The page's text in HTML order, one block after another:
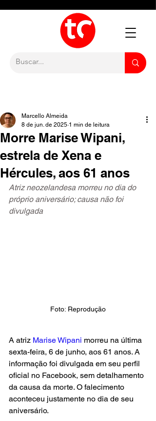
Morre Marise Wipani,
estrela de Xena e
Hércules, aos 61 anos
Marcello Almeida
8 de jun. de 2025 1 min de leitura
Atriz neozelandesa morreu no dia do
próprio aniversário; causa não foi
divulgada
Foto: Reprodução
A atriz Marise Wipani morreu na última
sexta-feira, 6 de junho, aos 61 anos. A
informação foi divulgada em seu perfil
oficial no Facebook, sem detalhamento
da causa da morte. O falecimento
aconteceu justamente no dia de seu
aniversário.